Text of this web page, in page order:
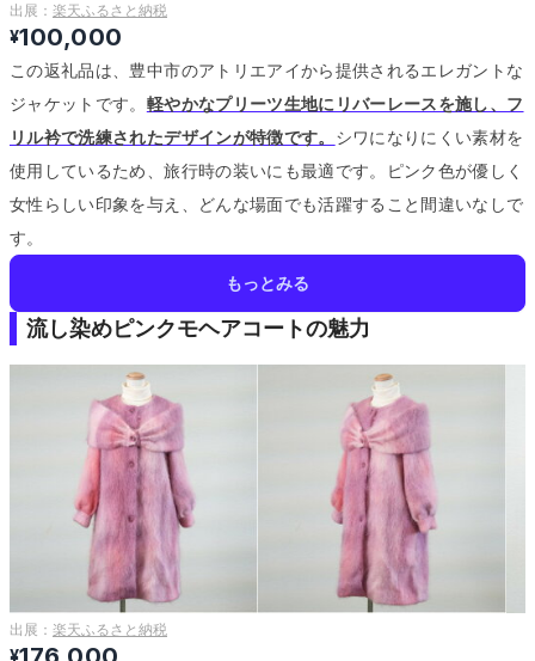
出展： 楽天ふるさと納税
¥100,000
この返礼品は、豊中市のアトリエアイから提供されるエレガントな
ジャケットです。 軽やかなプリーツ生地にリバーレースを施し、フ
リル衿で洗練されたデザインが特徴です。 シワになりにくい素材を
使用しているため、旅行時の装いにも最適です。
ピンク色が優しく
女性らしい印象を与え、どんな場面でも活躍すること間違いなしで
す。
もっとみる
流し染めピンクモヘアコートの魅力
出展： 楽天ふるさと納税
¥